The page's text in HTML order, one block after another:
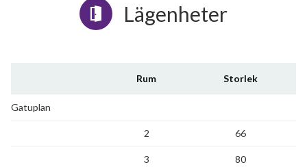
Lägenheter
Rum Storlek
Gatuplan
2 66
3 80